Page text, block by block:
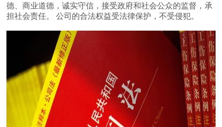
德、商业道德，诚实守信，接受政府和社会公众的监督，承
担社会责任。 公司的合法权益受法律保护，不受侵犯。